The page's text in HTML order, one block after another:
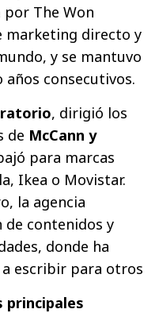
por The Won
marketing directo y
y se mantuvo
consecutivos.
, dirigió los
de McCann y
para marcas
Ikea o Movistar.
la agencia
de contenidos y
donde ha
escribir para otros
principales